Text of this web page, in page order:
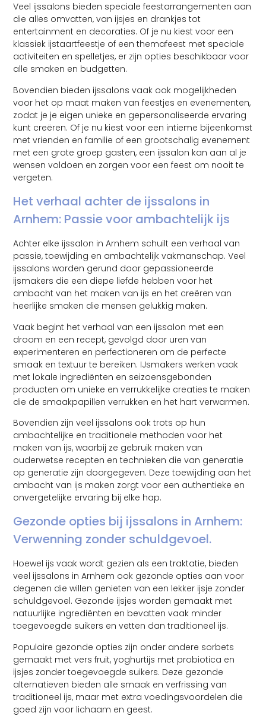
Veel ijssalons bieden speciale feestarrangementen aan
die alles omvatten, van ijsjes en drankjes tot
entertainment en decoraties. Of je nu kiest voor een
klassiek ijstaartfeestje of een themafeest met speciale
activiteiten en spelletjes, er zijn opties beschikbaar voor
alle smaken en budgetten.
Bovendien bieden ijssalons vaak ook mogelijkheden
voor het op maat maken van feestjes en evenementen,
zodat je je eigen unieke en gepersonaliseerde ervaring
kunt creëren. Of je nu kiest voor een intieme bijeenkomst
met vrienden en familie of een grootschalig evenement
met een grote groep gasten, een ijssalon kan aan al je
wensen voldoen en zorgen voor een feest om nooit te
vergeten.
Het verhaal achter de ijssalons in
Arnhem: Passie voor ambachtelijk ijs
Achter elke ijssalon in Arnhem schuilt een verhaal van
passie, toewijding en ambachtelijk vakmanschap. Veel
ijssalons worden gerund door gepassioneerde
ijsmakers die een diepe liefde hebben voor het
ambacht van het maken van ijs en het creëren van
heerlijke smaken die mensen gelukkig maken.
Vaak begint het verhaal van een ijssalon met een
droom en een recept, gevolgd door uren van
experimenteren en perfectioneren om de perfecte
smaak en textuur te bereiken. IJsmakers werken vaak
met lokale ingrediënten en seizoensgebonden
producten om unieke en verrukkelijke creaties te maken
die de smaakpapillen verrukken en het hart verwarmen.
Bovendien zijn veel ijssalons ook trots op hun
ambachtelijke en traditionele methoden voor het
maken van ijs, waarbij ze gebruik maken van
ouderwetse recepten en technieken die van generatie
op generatie zijn doorgegeven. Deze toewijding aan het
ambacht van ijs maken zorgt voor een authentieke en
onvergetelijke ervaring bij elke hap.
Gezonde opties bij ijssalons in Arnhem:
Verwenning zonder schuldgevoel.
Hoewel ijs vaak wordt gezien als een traktatie, bieden
veel ijssalons in Arnhem ook gezonde opties aan voor
degenen die willen genieten van een lekker ijsje zonder
schuldgevoel. Gezonde ijsjes worden gemaakt met
natuurlijke ingrediënten en bevatten vaak minder
toegevoegde suikers en vetten dan traditioneel ijs.
Populaire gezonde opties zijn onder andere sorbets
gemaakt met vers fruit, yoghurtijs met probiotica en
ijsjes zonder toegevoegde suikers. Deze gezonde
alternatieven bieden alle smaak en verfrissing van
traditioneel ijs, maar met extra voedingsvoordelen die
goed zijn voor lichaam en geest.